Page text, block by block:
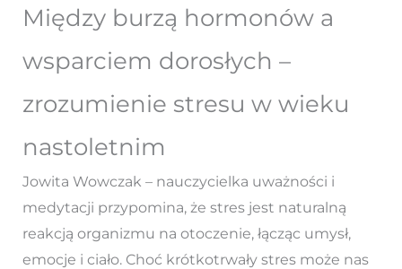
Między burzą hormonów a
wsparciem dorosłych –
zrozumienie stresu w wieku
nastoletnim
Jowita Wowczak – nauczycielka uważności i
medytacji przypomina, że stres jest naturalną
reakcją organizmu na otoczenie, łącząc umysł,
emocje i ciało. Choć krótkotrwały stres może nas